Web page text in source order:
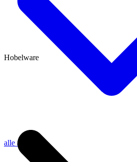
alle anzeigen
Hobelware